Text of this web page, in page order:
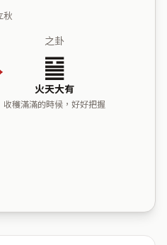
秋
之卦
䷍
火天大有
收穫滿滿的時候，好好把握